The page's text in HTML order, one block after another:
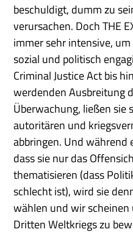
beschuldigt, dumm zu
verursachen. Doch THE
immer sehr intensive,
sozial und politisch
Criminal Justice Act bis
werdenden Ausbreitung
Überwachung, ließen sie
autoritären und
abbringen. Und während
dass sie nur das
thematisieren (dass
schlecht ist), wird sie
wählen und wir scheinen
Dritten Weltkriegs zu